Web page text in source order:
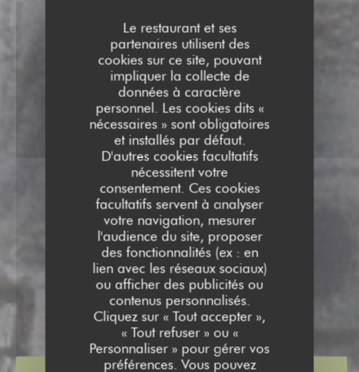
Le restaurant et ses
partenaires utilisent des
cookies sur ce site, pouvant
impliquer la collecte de
données à caractère
personnel. Les cookies dits «
nécessaires » sont obligatoires
et installés par défaut.
D'autres cookies facultatifs
nécessitent votre
consentement. Ces cookies
facultatifs servent à analyser
votre navigation, mesurer
l'audience du site, proposer
des fonctionnalités (ex : en
lien avec les réseaux sociaux)
ou afficher des publicités ou
contenus personnalisés.
Cliquez sur « Tout accepter »,
« Tout refuser » ou «
Personnaliser » pour gérer vos
préférences. Vous pouvez
RESTAURANT CHEZ
NATHALIE
RESTAURANT CHEZ
A EMPORTER|PARIS